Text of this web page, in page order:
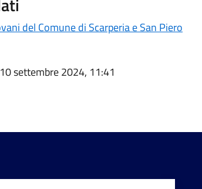
del Comune di Scarperia e San Piero
settembre 2024, 11:41